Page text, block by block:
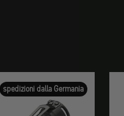
spedizioni dalla Germania